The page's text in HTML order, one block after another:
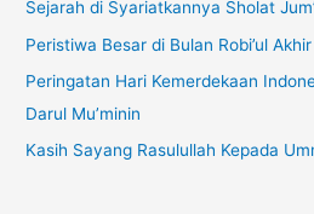
k
:
Sejarah di Syariatkannya Sholat
Peristiwa Besar di Bulan Robi’ul Akhir
Peringatan Hari Kemerdekaan
Darul Mu’minin
Kasih Sayang Rasulullah Kepada